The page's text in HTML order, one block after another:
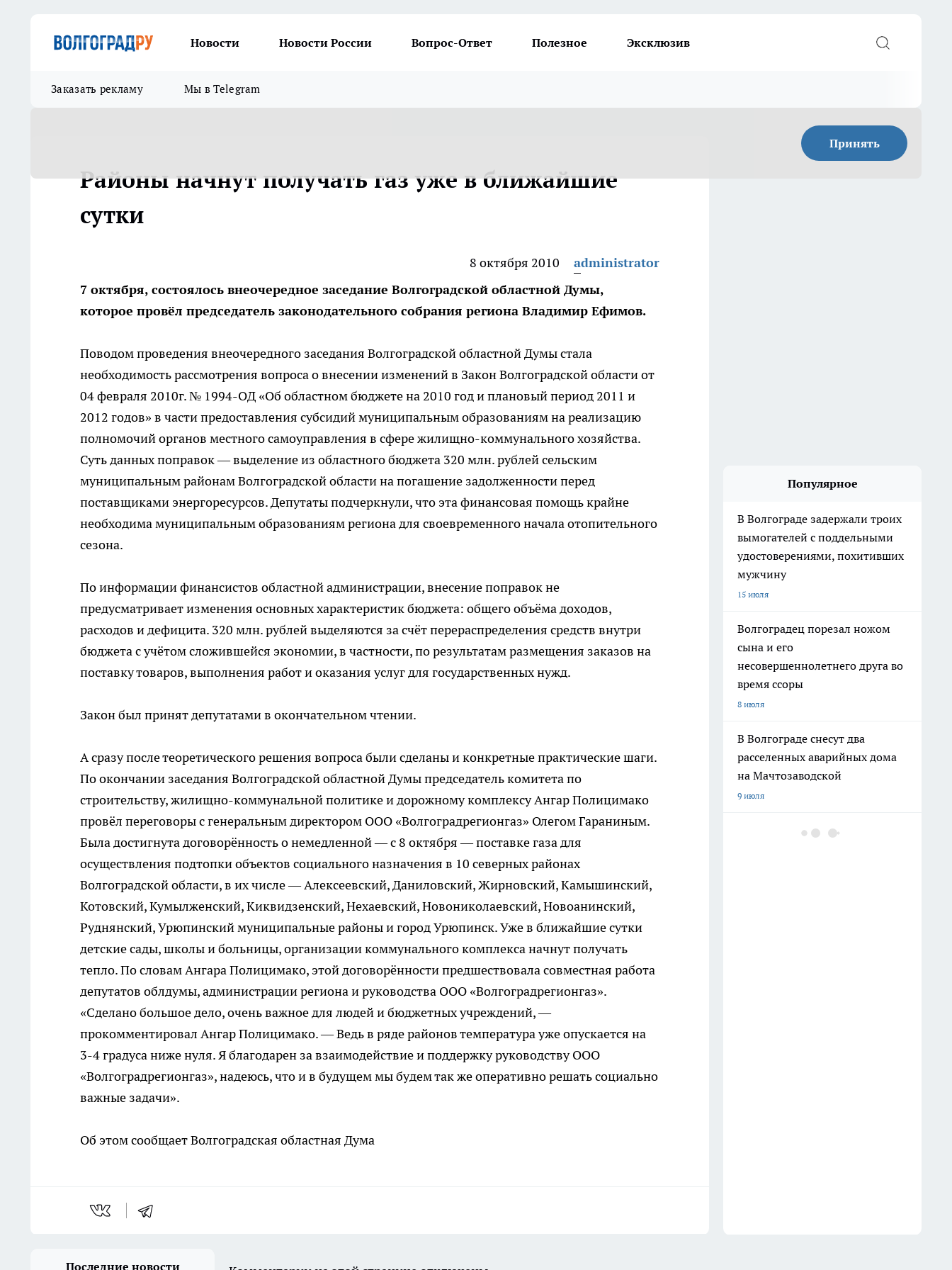
Новости Новости России Вопрос-Ответ Полезное Эксклюзив
Заказать рекламу Мы в Telegram
Принять
Районы начнут получать газ уже в ближайшие
сутки
8 октября 2010
administrator
7 октября, состоялось внеочередное заседание Волгоградской областной Думы,
которое провёл председатель законодательного собрания региона Владимир Ефимов.
Поводом проведения внеочередного заседания Волгоградской областной Думы стала
необходимость рассмотрения вопроса о внесении изменений в Закон Волгоградской области от
04 февраля 2010г. № 1994-ОД «Об областном бюджете на 2010 год и плановый период 2011 и
2012 годов» в части предоставления субсидий муниципальным образованиям на реализацию
полномочий органов местного самоуправления в сфере жилищно-коммунального хозяйства.
Суть данных поправок — выделение из областного бюджета 320 млн. рублей сельским
муниципальным районам Волгоградской области на погашение задолженности перед
поставщиками энергоресурсов. Депутаты подчеркнули, что эта финансовая помощь крайне
необходима муниципальным образованиям региона для своевременного начала отопительного
сезона.
По информации финансистов областной администрации, внесение поправок не
предусматривает изменения основных характеристик бюджета: общего объёма доходов,
расходов и дефицита. 320 млн. рублей выделяются за счёт перераспределения средств внутри
бюджета с учётом сложившейся экономии, в частности, по результатам размещения заказов на
поставку товаров, выполнения работ и оказания услуг для государственных нужд.
Закон был принят депутатами в окончательном чтении.
А сразу после теоретического решения вопроса были сделаны и конкретные практические шаги.
По окончании заседания Волгоградской областной Думы председатель комитета по
строительству, жилищно-коммунальной политике и дорожному комплексу Ангар Полицимако
провёл переговоры с генеральным директором ООО «Волгоградрегионгаз» Олегом Гараниным.
Была достигнута договорённость о немедленной — с 8 октября — поставке газа для
осуществления подтопки объектов социального назначения в 10 северных районах
Волгоградской области, в их числе — Алексеевский, Даниловский, Жирновский, Камышинский,
Котовский, Кумылженский, Киквидзенский, Нехаевский, Новониколаевский, Новоанинский,
Руднянский, Урюпинский муниципальные районы и город Урюпинск. Уже в ближайшие сутки
детские сады, школы и больницы, организации коммунального комплекса начнут получать
тепло. По словам Ангара Полицимако, этой договорённости предшествовала совместная работа
депутатов облдумы, администрации региона и руководства ООО «Волгоградрегионгаз».
«Сделано большое дело, очень важное для людей и бюджетных учреждений, —
прокомментировал Ангар Полицимако. — Ведь в ряде районов температура уже опускается на
3-4 градуса ниже нуля. Я благодарен за взаимодействие и поддержку руководству ООО
«Волгоградрегионгаз», надеюсь, что и в будущем мы будем так же оперативно решать социально
важные задачи».
Об этом сообщает Волгоградская областная Дума
Популярное
В Волгограде задержали троих
вымогателей с поддельными
удостоверениями, похитивших
мужчину
15 июля
Волгоградец порезал ножом
сына и его
несовершеннолетнего друга во
время ссоры
8 июля
В Волгограде снесут два
расселенных аварийных дома
на Мачтозаводской
9 июля
На Привокзальной площади
Последние новости